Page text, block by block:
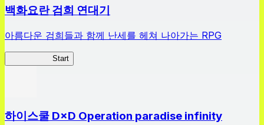
백화요란 검희 연대기
아름다운 검희들과 함께 난세를 헤쳐 나아가는 RPG
Start
하이스쿨 D×D Operation paradise infinity